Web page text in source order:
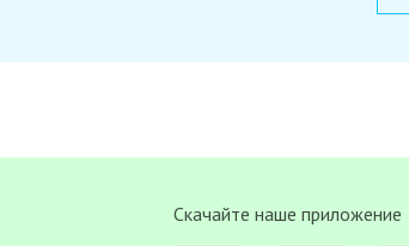
Скачайте наше приложение